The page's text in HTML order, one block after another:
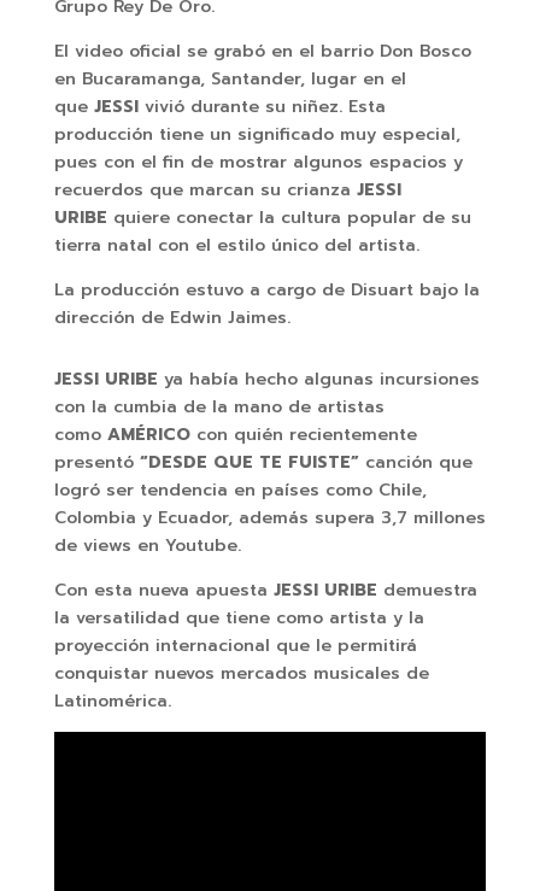
Grupo Rey De Oro.
El video oficial se grabó en el barrio Don Bosco
en Bucaramanga, Santander, lugar en el
que JESSIvivió durante su niñez. Esta
producción tiene un significado muy especial,
pues con el fin de mostrar algunos espacios y
recuerdos que marcan su crianza JESSI
URIBE quiere conectar la cultura popular de su
tierra natal con el estilo único del artista.
La producción estuvo a cargo de Disuart bajo la
dirección de Edwin Jaimes.
JESSI URIBE ya había hecho algunas incursiones
con la cumbia de la mano de artistas
como AMÉRICOcon quién recientemente
presentó “DESDE QUE TE FUISTE”canción que
logró ser tendencia en países como Chile,
Colombia y Ecuador, además supera 3,7 millones
de views en Youtube.
Con esta nueva apuesta JESSI URIBE demuestra
la versatilidad que tiene como artista y la
proyección internacional que le permitirá
conquistar nuevos mercados musicales de
Latinomérica.